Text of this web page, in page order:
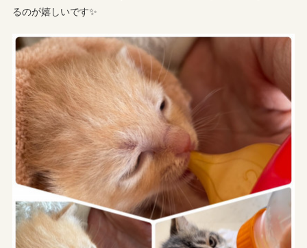
るのが嬉しいです✨